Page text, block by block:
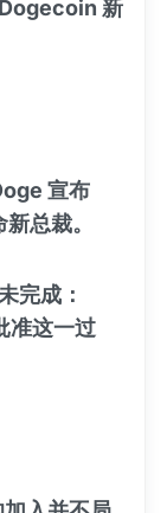
新
宣布
总裁。
完成：
准这一过